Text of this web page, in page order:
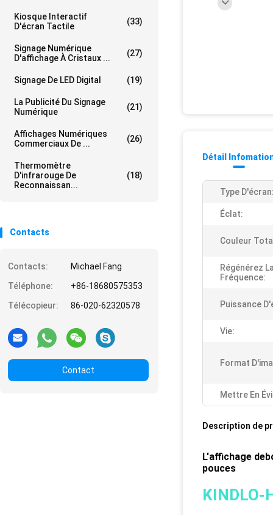
Kiosque Interactif
D'écran Tactile
(33)
Signage Numérique
D'affichage À Cristaux ...
(27)
Signage De LED Digital (19)
La Publicité Du Signage
Numérique
(21)
Affichages Numériques
Commerciaux De ...
(26)
Thermomètre
D'infrarouge De
Reconnaissan...
(18)
Contacts
Contacts:
Michael Fang
Téléphone:
+86-18680575353
Télécopieur:
86-020-62320578
Contact
Détail
Type
Éclat:
Couleur
Régénérez
Fréquence:
Puissance
Vie:
Format
Mettre En
Description de
L'affichage
pouces
KINDLO-